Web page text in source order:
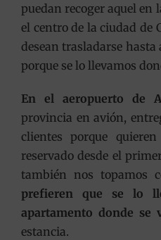
puedan recoger aquel en
el centro de la ciudad de
desean trasladarse
porque se lo llevamos
En el aeropuerto de
provincia en avión,
clientes porque
reservado desde el
también nos topamos
prefieren que se lo
apartamento donde se
estancia.